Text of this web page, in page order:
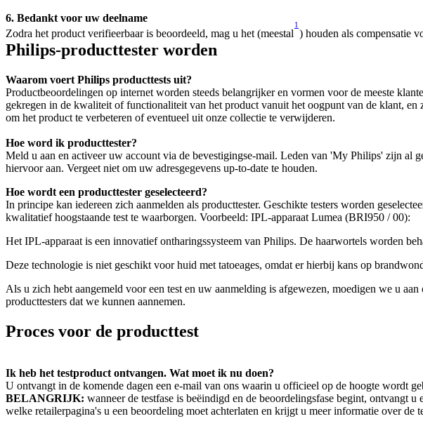
6. Bedankt voor uw deelname
Zodra het product verifieerbaar is beoordeeld, mag u het (meestal
1
) houden als compensatie
Philips-producttester worden
Waarom voert Philips producttests uit?
Productbeoordelingen op internet worden steeds belangrijker en vormen voor de meeste
gekregen in de kwaliteit of functionaliteit van het product vanuit het oogpunt van de klant,
om het product te verbeteren of eventueel uit onze collectie te verwijderen.
Hoe word ik producttester?
Meld u aan en activeer uw account via de bevestigingse-mail. Leden van 'My Philips' zijn al
hiervoor aan. Vergeet niet om uw adresgegevens up-to-date te houden.
Hoe wordt een producttester geselecteerd?
In principe kan iedereen zich aanmelden als producttester. Geschikte testers worden
kwalitatief hoogstaande test te waarborgen. Voorbeeld: IPL-apparaat Lumea (BRI950 / 00):
Het IPL-apparaat is een innovatief ontharingssysteem van Philips. De haarwortels worden
Deze technologie is niet geschikt voor huid met tatoeages, omdat er hierbij kans op
Als u zich hebt aangemeld voor een test en uw aanmelding is afgewezen, moedigen we u
producttesters dat we kunnen aannemen.
Proces voor de producttest
Ik heb het testproduct ontvangen. Wat moet ik nu doen?
U ontvangt in de komende dagen een e-mail van ons waarin u officieel op de hoogte wordt
BELANGRIJK: wanneer de testfase is beëindigd en de beoordelingsfase begint, ontvangt
welke retailerpagina's u een beoordeling moet achterlaten en krijgt u meer informatie over de